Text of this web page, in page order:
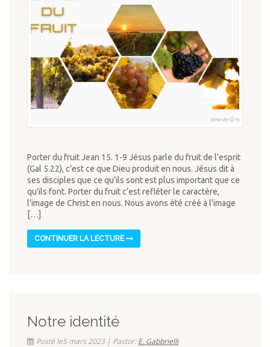
Porter du fruit Jean 15. 1-9 Jésus parle du fruit de l’esprit
(Gal 5.22), c’est ce que Dieu produit en nous. Jésus dit à
ses disciples que ce qu’ils sont est plus important que ce
qu’ils font. Porter du fruit c’est refléter le caractère,
l’image de Christ en nous. Nous avons été créé à l’image
[…]
CONTINUER LA LECTURE
Notre identité
Posté le5 mars 2023 | Pastor:E. Gabbrielli